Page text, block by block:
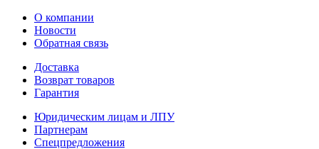
О компании
Новости
Обратная связь
Доставка
Возврат товаров
Гарантия
Юридическим лицам и ЛПУ
Партнерам
Спецпредложения